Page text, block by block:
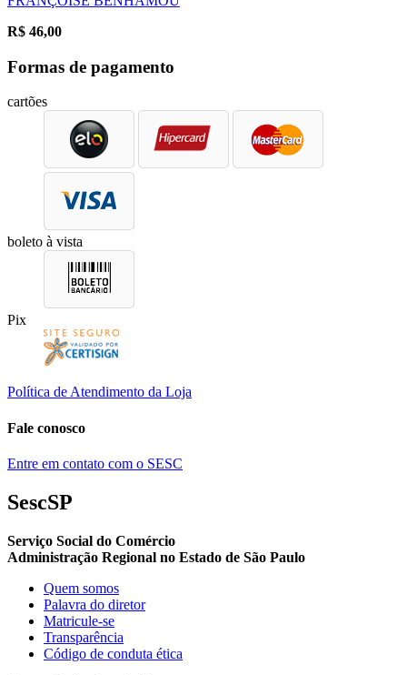
R$ 46,00
Formas de pagamento
cartões
boleto à vista
Pix
Política de Atendimento da Loja
Fale conosco
Entre em contato com o SESC
SescSP
Serviço Social do Comércio
Administração Regional no Estado de São Paulo
Quem somos
Palavra do diretor
Matricule-se
Transparência
Código de conduta ética